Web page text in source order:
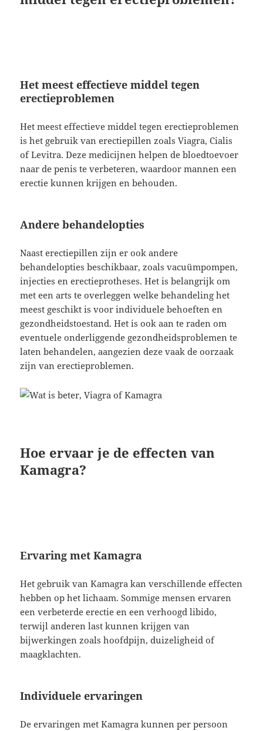
Het meest effectieve middel tegen
erectieproblemen
Het meest effectieve middel tegen erectieproblemen
is het gebruik van erectiepillen zoals Viagra, Cialis
of Levitra. Deze medicijnen helpen de bloedtoevoer
naar de penis te verbeteren, waardoor mannen een
erectie kunnen krijgen en behouden.
Andere behandelopties
Naast erectiepillen zijn er ook andere
behandelopties beschikbaar, zoals vacuümpompen,
injecties en erectieprotheses. Het is belangrijk om
met een arts te overleggen welke behandeling het
meest geschikt is voor individuele behoeften en
gezondheidstoestand. Het is ook aan te raden om
eventuele onderliggende gezondheidsproblemen te
laten behandelen, aangezien deze vaak de oorzaak
zijn van erectieproblemen.
Hoe ervaar je de effecten van
Kamagra?
Ervaring met Kamagra
Het gebruik van Kamagra kan verschillende effecten
hebben op het lichaam. Sommige mensen ervaren
een verbeterde erectie en een verhoogd libido,
terwijl anderen last kunnen krijgen van
bijwerkingen zoals hoofdpijn, duizeligheid of
maagklachten.
Individuele ervaringen
De ervaringen met Kamagra kunnen per persoon